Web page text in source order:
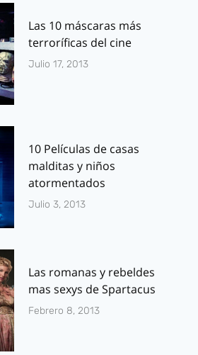
Las 10 máscaras más
terroríficas del cine
Julio 17, 2013
10 Películas de casas
malditas y niños
atormentados
Julio 3, 2013
Las romanas y rebeldes
mas sexys de Spartacus
Febrero 8, 2013